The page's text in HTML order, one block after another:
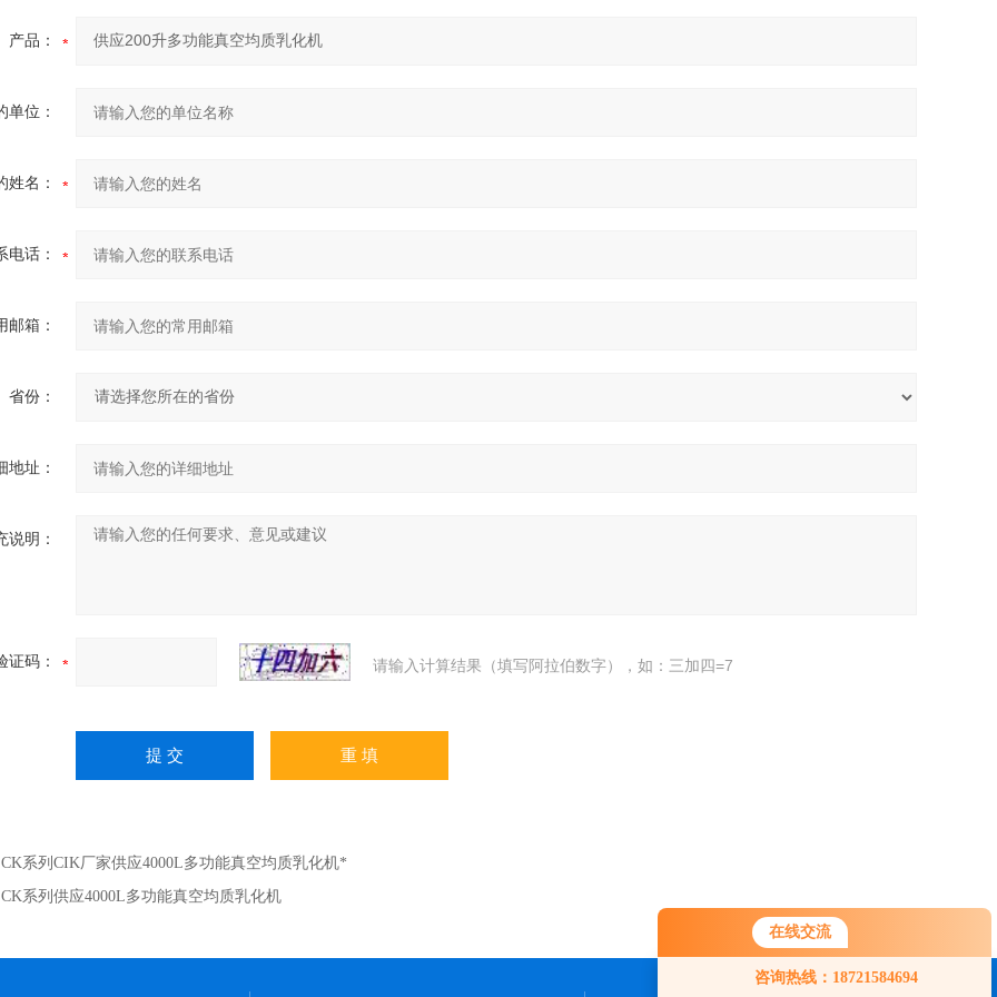
在线交流
咨询热线：18721584694
产品：
单位：
姓名：
电话：
邮箱：
省份：
地址：
说明：
证码： 请输入计算结果（填写阿拉伯数字），如：三加四=7
CK系列CIK厂家供应4000L多功能真空均质乳化机*
CK系列供应4000L多功能真空均质乳化机